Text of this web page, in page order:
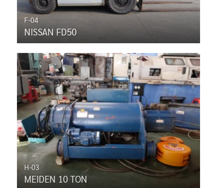
F-04
NISSAN FD50
H-03
MEIDEN 10 TON